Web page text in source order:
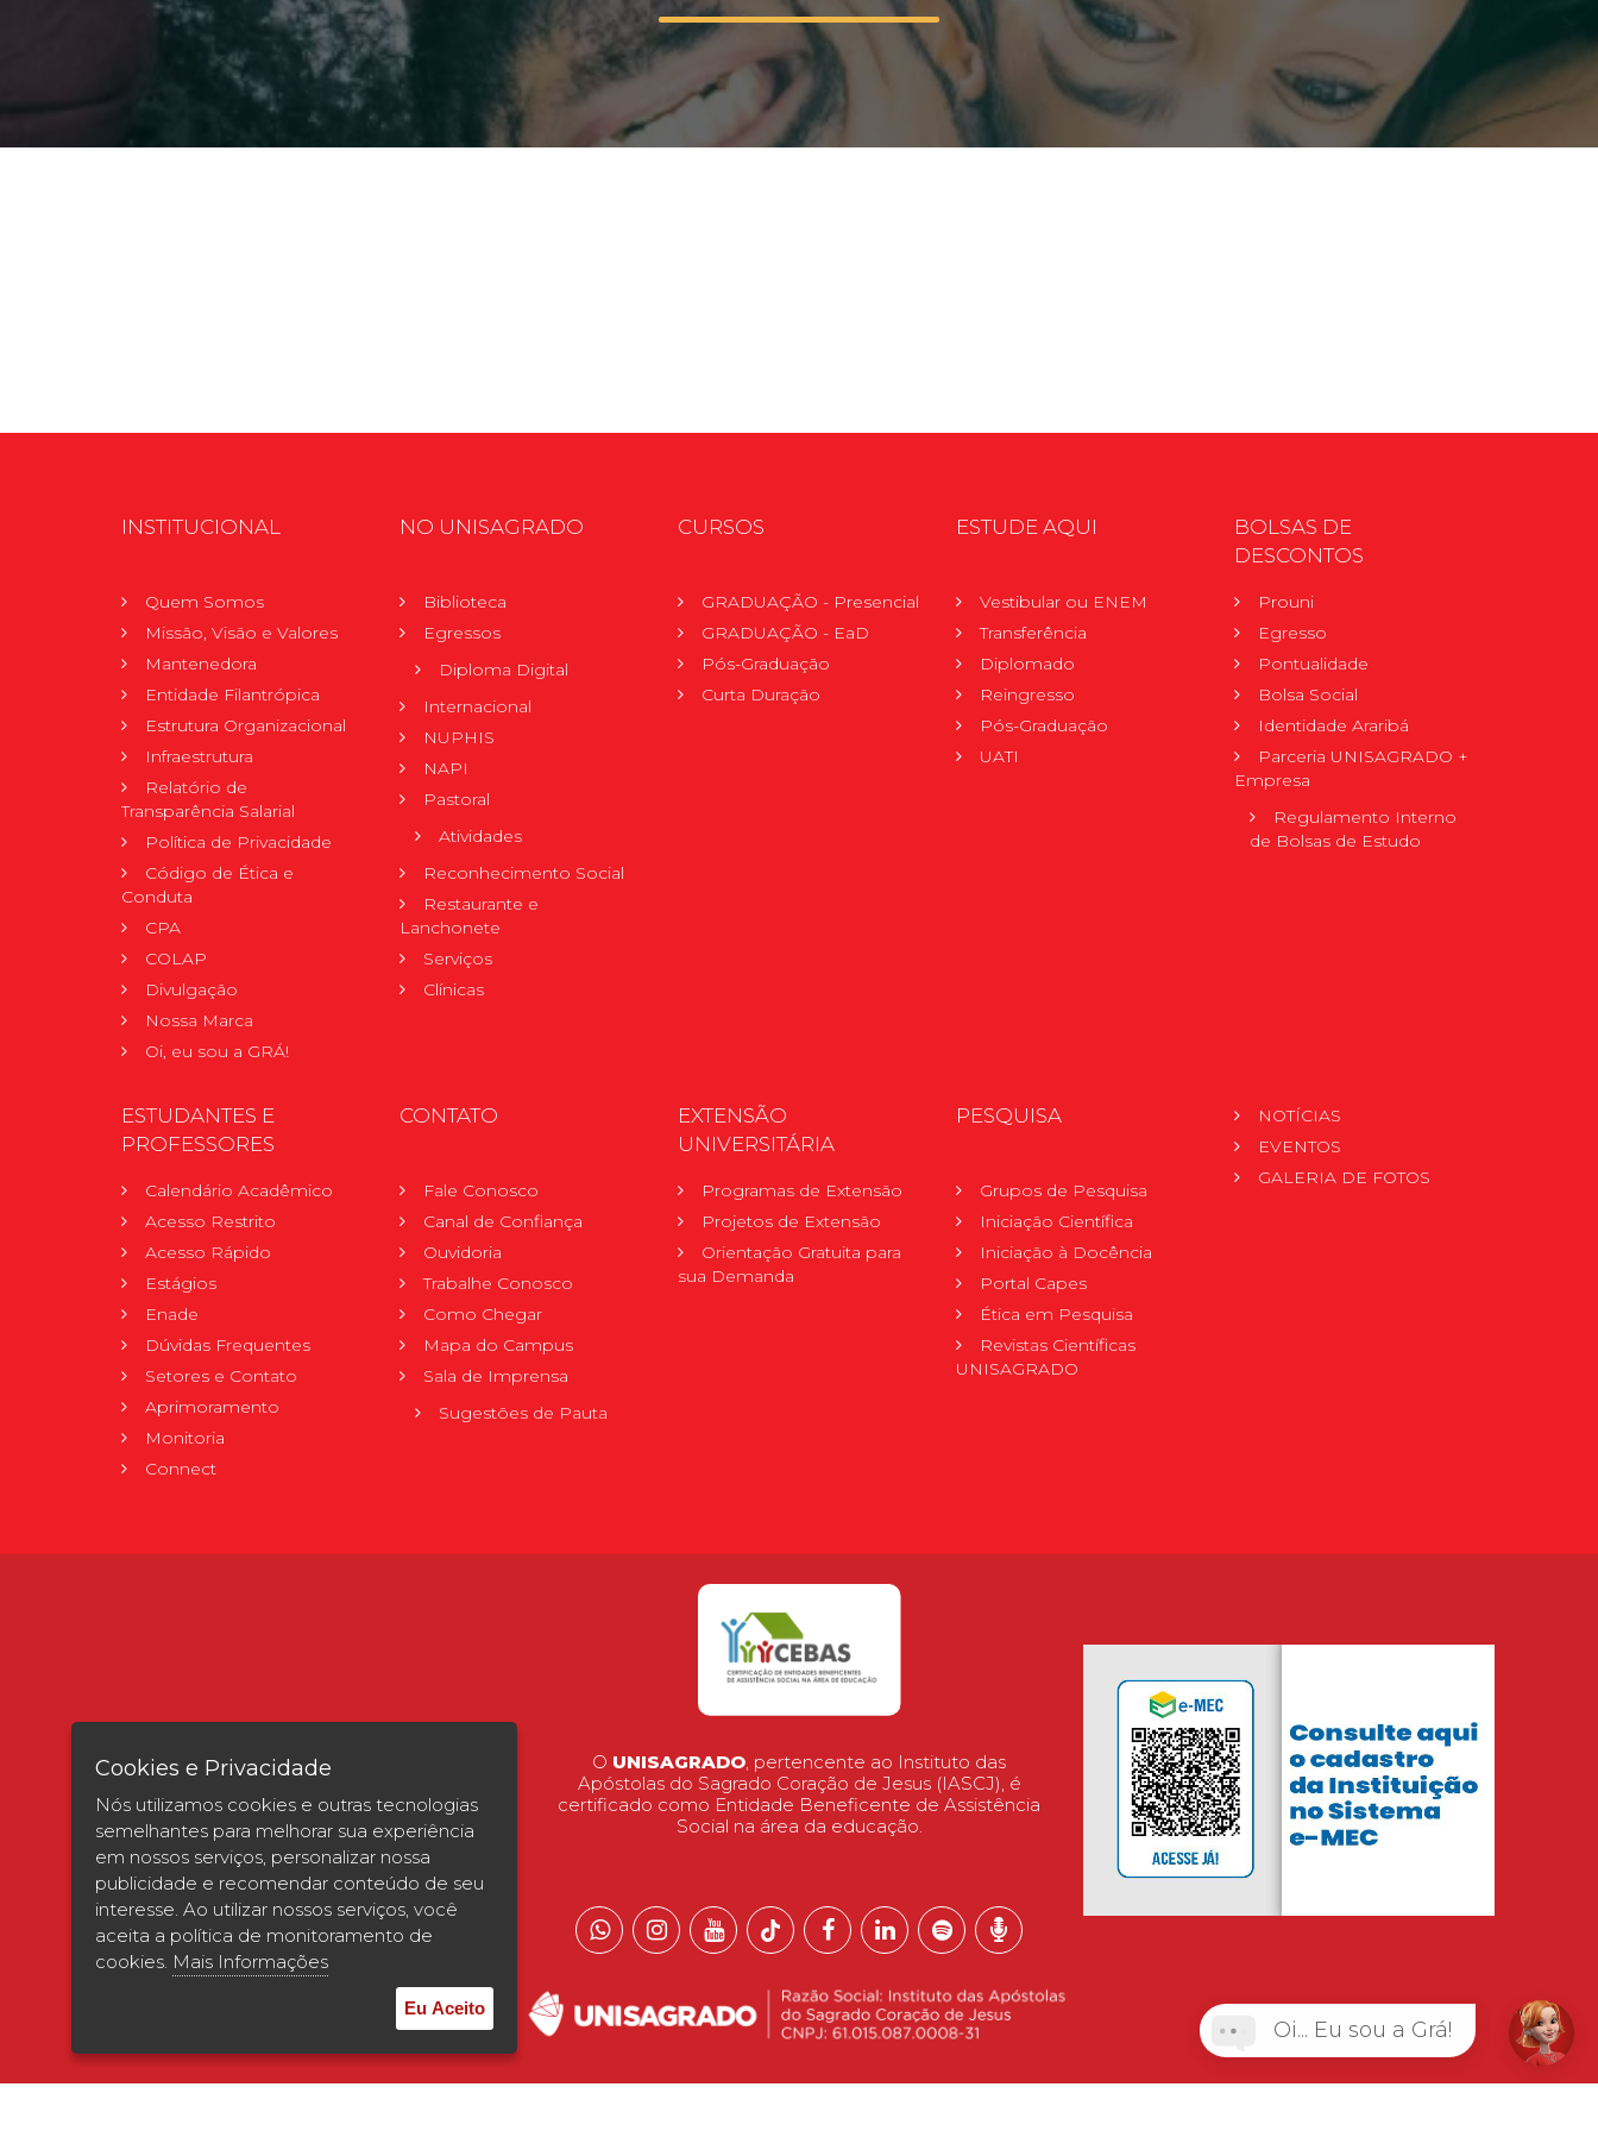
2ª Graduação Calendário acadêmico
INSTITUCIONAL
Quem Somos
Missão, Visão e Valores
Mantenedora
Entidade Filantrópica
Estrutura Organizacional
Infraestrutura
Relatório de
Transparência Salarial
Política de Privacidade
Código de Ética e
Conduta
CPA
COLAP
Divulgação
Nossa Marca
Oi, eu sou a GRÁ!
NO UNISAGRADO
Biblioteca
Egressos
Diploma Digital
Internacional
NUPHIS
NAPI
Pastoral
Atividades
Reconhecimento Social
Restaurante e
Lanchonete
Serviços
Clínicas
CURSOS
GRADUAÇÃO - Presencial
GRADUAÇÃO - EaD
Pós-Graduação
Curta Duração
ESTUDE AQUI
Vestibular ou ENEM
Transferência
Diplomado
Reingresso
Pós-Graduação
UATI
BOLSAS DE
DESCONTOS
Prouni
Egresso
Pontualidade
Bolsa Social
Identidade Araribá
Parceria UNISAGRADO +
Empresa
Regulamento Interno
de Bolsas de Estudo
ESTUDANTES E
PROFESSORES
Calendário Acadêmico
Acesso Restrito
Acesso Rápido
Estágios
Enade
Dúvidas Frequentes
Setores e Contato
Aprimoramento
Monitoria
Connect
CONTATO
Fale Conosco
Canal de Confiança
Ouvidoria
Trabalhe Conosco
Como Chegar
Mapa do Campus
Sala de Imprensa
Sugestões de Pauta
EXTENSÃO
UNIVERSITÁRIA
Programas de Extensão
Projetos de Extensão
Orientação Gratuita para
sua Demanda
PESQUISA
Grupos de Pesquisa
Iniciação Científica
Iniciação à Docência
Portal Capes
Ética em Pesquisa
Revistas Científicas
UNISAGRADO
NOTÍCIAS
EVENTOS
GALERIA DE FOTOS
Verificada por
O UNISAGRADO, pertencente ao Instituto das
Apóstolas do Sagrado Coração de Jesus (IASCJ), é
certificado como Entidade Beneficente de Assistência
Social na área da educação.
Oi... Eu sou a Grá!
Cookies e Privacidade
Nós utilizamos cookies e outras tecnologias
semelhantes para melhorar sua experiência
em nossos serviços, personalizar nossa
publicidade e recomendar conteúdo de seu
interesse. Ao utilizar nossos serviços, você
aceita a política de monitoramento de
cookies. Mais Informações
Eu Aceito